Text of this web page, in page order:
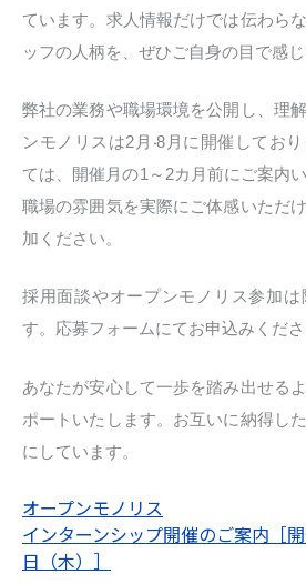
ています。求⼈情報だけでは伝わら
ッフの⼈柄を、ぜひご⾃⾝の⽬で感じ
弊社の業務や職場環境を公開し、理
ンモノリスは2⽉ ‧8月に開催してお
ては、開催⽉の1～2カ⽉前にご案内
職場の雰囲気を実際にご体感いただ
加ください。
採⽤⾯談やオープンモノリス参加は
す。応募フォームにてお申込みくださ
あなたが安⼼して⼀歩を踏み出せる
ポートいたします。お互いに納得し
にしています。
オープンモノリス
インターンシップ開催のご案内［
日（木）］